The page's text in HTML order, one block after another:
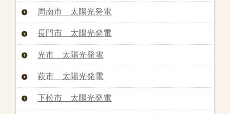
周南市 太陽光発電
長門市 太陽光発電
光市 太陽光発電
萩市 太陽光発電
下松市 太陽光発電